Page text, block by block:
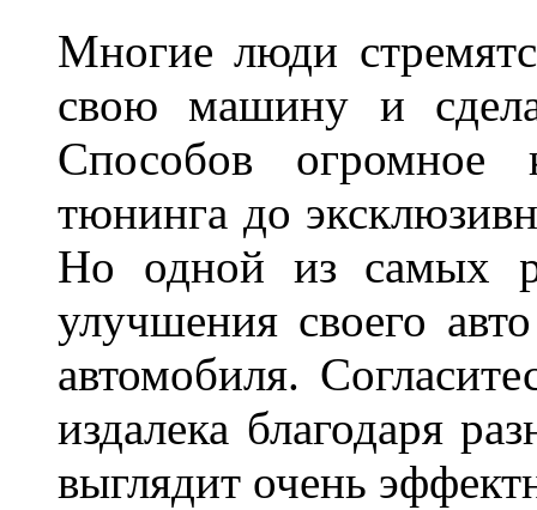
Многие люди
свою машину и
Способов огромное
тюнинга до
Но одной из самых
улучшения своего
автомобиля.
издалека благодаря
выглядит очень